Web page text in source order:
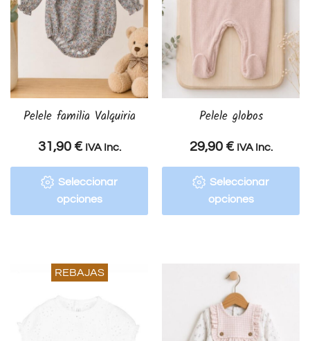
Pelele familia Valquiria
31,90 € IVA Inc.
Seleccionar
opciones
Pelele globos
29,90 € IVA Inc.
Seleccionar
opciones
REBAJAS